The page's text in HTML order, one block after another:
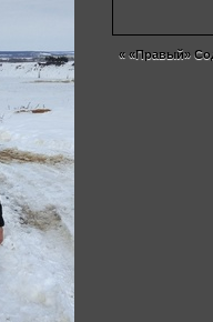
« «Правый»